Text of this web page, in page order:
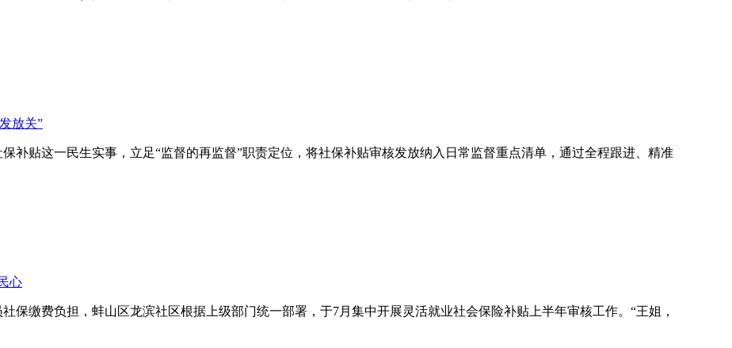
放关”
补贴这一民生实事，立足“监督的再监督”职责定位，将社保补贴审核发放纳入日常监督重点清单，通过全程跟进、精准
心
保缴费负担，蚌山区龙滨社区根据上级部门统一部署，于7月集中开展灵活就业社会保险补贴上半年审核工作。“王姐，